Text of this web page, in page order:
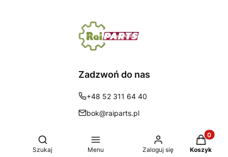
Zadzwoń do nas
+48 52 311 64 40
bok@raiparts.pl
Otwórz wyszukiwarkę
Szukaj Menu Zaloguj się Koszyk